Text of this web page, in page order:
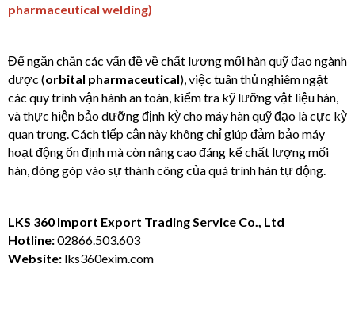
pharmaceutical welding)
Để ngăn chặn các vấn đề về chất lượng mối hàn quỹ đạo ngành
dược (orbital pharmaceutical), việc tuân thủ nghiêm ngặt
các quy trình vận hành an toàn, kiểm tra kỹ lưỡng vật liệu hàn,
và thực hiện bảo dưỡng định kỳ cho máy hàn quỹ đạo là cực kỳ
quan trọng. Cách tiếp cận này không chỉ giúp đảm bảo máy
hoạt động ổn định mà còn nâng cao đáng kể chất lượng mối
hàn, đóng góp vào sự thành công của quá trình hàn tự động.
LKS 360 Import Export Trading Service Co., Ltd
Hotline:02866.503.603
Website: lks360exim.com